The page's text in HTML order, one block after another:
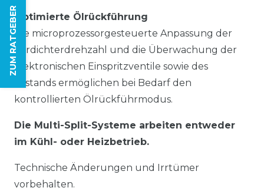
ZUM RATGEBEROptimierte Ölrückführung
Die microprozessorgesteuerte Anpassung der
Verdichterdrehzahl und die Überwachung der
elektronischen Einspritzventile sowie des
Ölstands ermöglichen bei Bedarf den
kontrollierten Ölrückführmodus.
Die Multi-Split-Systeme arbeiten entweder
im Kühl- oder Heizbetrieb.
Technische Änderungen und Irrtümer
vorbehalten.